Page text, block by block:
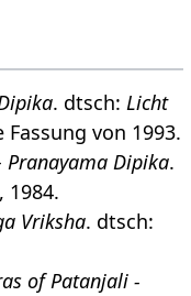
. dtsch: Licht
von 1993.
Dipika.
1984.
Vriksha. dtsch:
of Patanjali -